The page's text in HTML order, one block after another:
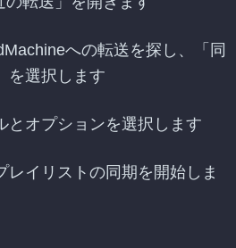
への転送を探し、「同
を選択します
とオプションを選択します
レイリストの同期を開始しま